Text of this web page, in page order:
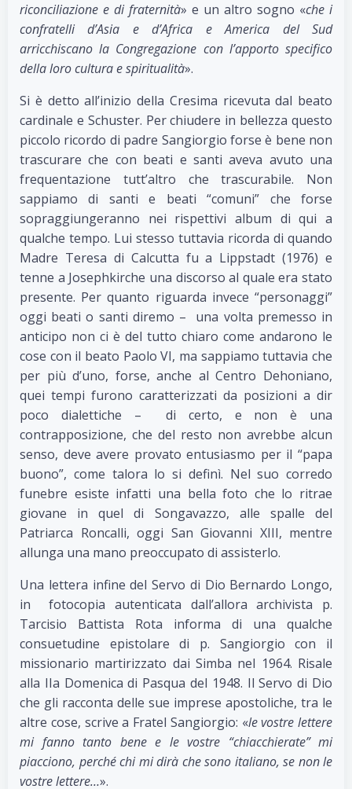
riconciliazione e di fraternità» e un altro sogno «che i
confratelli d’Asia e d’Africa e America del Sud
arricchiscano la Congregazione con l’apporto specifico
della loro cultura e spiritualità».
Si è detto all’inizio della Cresima ricevuta dal beato
cardinale e Schuster. Per chiudere in bellezza questo
piccolo ricordo di padre Sangiorgio forse è bene non
trascurare che con beati e santi aveva avuto una
frequentazione tutt’altro che trascurabile. Non
sappiamo di santi e beati “comuni” che forse
sopraggiungeranno nei rispettivi album di qui a
qualche tempo. Lui stesso tuttavia ricorda di quando
Madre Teresa di Calcutta fu a Lippstadt (1976) e
tenne a Josephkirche una discorso al quale era stato
presente. Per quanto riguarda invece “personaggi”
oggi beati o santi diremo – una volta premesso in
anticipo non ci è del tutto chiaro come andarono le
cose con il beato Paolo VI, ma sappiamo tuttavia che
per più d’uno, forse, anche al Centro Dehoniano,
quei tempi furono caratterizzati da posizioni a dir
poco dialettiche – di certo, e non è una
contrapposizione, che del resto non avrebbe alcun
senso, deve avere provato entusiasmo per il “papa
buono”, come talora lo si definì. Nel suo corredo
funebre esiste infatti una bella foto che lo ritrae
giovane in quel di Songavazzo, alle spalle del
Patriarca Roncalli, oggi San Giovanni XIII, mentre
allunga una mano preoccupato di assisterlo.
Una lettera infine del Servo di Dio Bernardo Longo,
in fotocopia autenticata dall’allora archivista p.
Tarcisio Battista Rota informa di una qualche
consuetudine epistolare di p. Sangiorgio con il
missionario martirizzato dai Simba nel 1964. Risale
alla IIa Domenica di Pasqua del 1948. Il Servo di Dio
che gli racconta delle sue imprese apostoliche, tra le
altre cose, scrive a Fratel Sangiorgio: «le vostre lettere
mi fanno tanto bene e le vostre “chiacchierate” mi
piacciono, perché chi mi dirà che sono italiano, se non le
vostre lettere…».